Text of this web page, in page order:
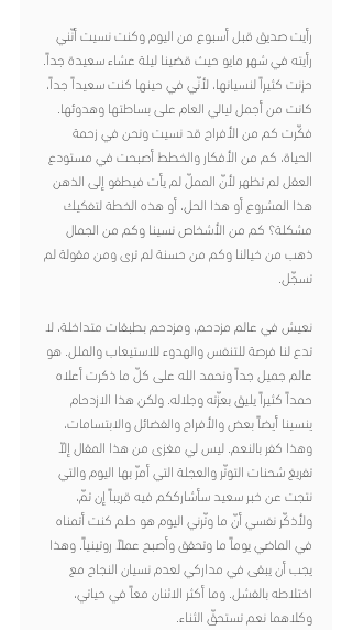
رأيت صديق قبل أسبوع من اليوم وكنت نسيت أنّني
رأيته في شهر مايو حيث قضينا ليلة عشاء سعيدة جداً.
حزنت كثيراً لنسيانها، لأنّي في حينها كنت سعيداً جداً،
كانت من أجمل ليالي العام على بساطتها وهدوئها.
فكّرت كم من الأفراح قد نسيت ونحن في زحمة
الحياة، كم من الأفكار والخطط أصبحت في مستودع
العقل لم تظهر لأنّ المملّ لم يأت فيطفو إلى الذهن
هذا المشروع أو هذا الحل، أو هذه الخطة لتفكيك
مشكلة؟ كم من الأشخاص نسينا وكم من الجمال
ذهب من خيالنا وكم من حسنة لم ترى ومن مقولة لم
تسجّل.
نعيش في عالم مزدحم، ومزدحم بطبقات متداخلة، لا
تدع لنا فرصة للتنفس والهدوء للاستيعاب والملل. هو
عالم جميل جداً ونحمد الله على كلّ ما ذكرت أعلاه
حمداً كثيراً يليق بعزّته وجلاله. ولكن هذا الازدحام
ينسينا أيضاً بعض والأفراح والفضائل والابتسامات،
وهذا كفر بالنعم. ليس لي مغزى من هذا المقال إلاّ
تفريغ شحنات التوتّر والعجلة التي أمرّ بها اليوم والتي
نتجت عن خبر سعيد سأشارككم فيه قريباً إن تمّ،
ولأذكّر نفسي أنّ ما وتّرني اليوم هو حلم كنت أتمناه
في الماضي يوماً ما وتحقق وأصبح عملاً روتينياً. وهذا
يجب أن يبقى في مداركي لعدم نسيان النجاح مع
اختلاطه بالفشل. وما أكثر الاثنان معاً في حياتي،
وكلاهما نعم تستحقّ الثناء.